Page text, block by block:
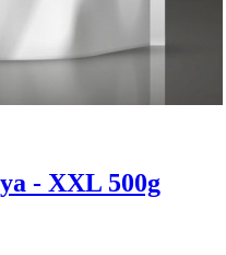
- XXL 500g